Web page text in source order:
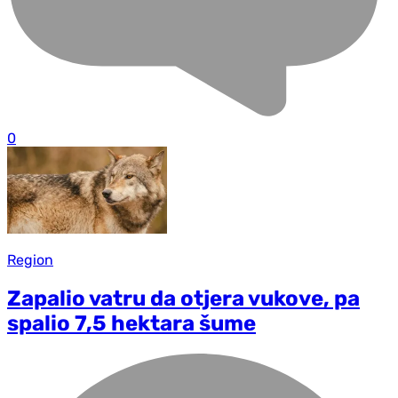
0
Region
Zapalio vatru da otjera vukove, pa
spalio 7,5 hektara šume